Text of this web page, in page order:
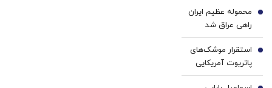
توافقی پایدار میان
ایران و آمریکا وجود
محموله عظیم ایران
راهی عراق شد
4
استقرار موشک‌های
پاتریوت آمریکایی
در نزدیکی مرز‌های
5